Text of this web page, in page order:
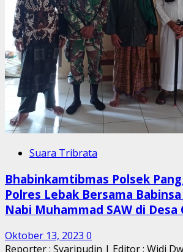
Suara Tribrata
Bhabinkamtibmas Polsek
Polres Lebak Bersama
Nabi Muhammad SAW di
Oktober 13, 2023 0
Reporter : Syaripudin | Editor : Widi